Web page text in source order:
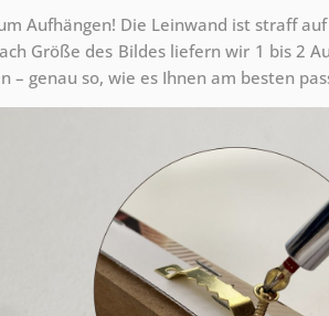
Aufhängen! Die Leinwand ist straff
Größe des Bildes liefern wir 1 bis 2
– genau so, wie es Ihnen am besten